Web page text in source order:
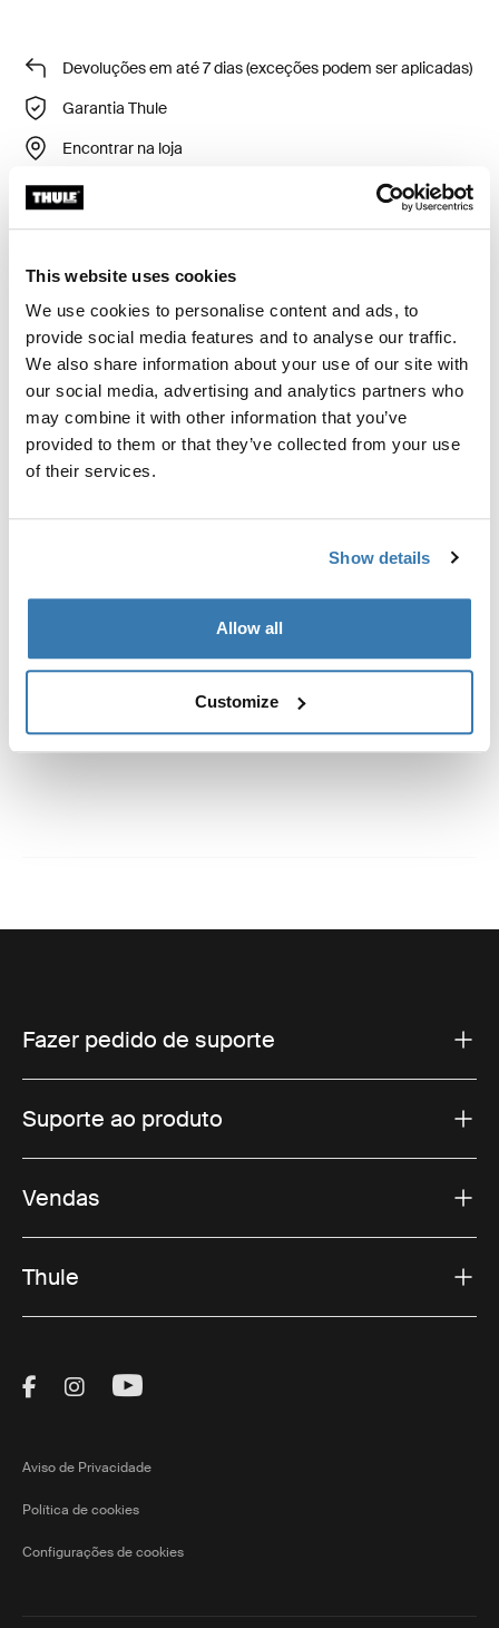
This website uses cookies
We use cookies to personalise content and ads, to
provide social media features and to analyse our traffic.
We also share information about your use of our site with
our social media, advertising and analytics partners who
may combine it with other information that you’ve
provided to them or that they’ve collected from your use
of their services.
Show details
Allow all
Customize
Devoluções em até 7 dias (exceções podem ser aplicadas)
Garantia Thule
Encontrar na loja
Calcular frete e prazo
Kit de instalação personalizado para montar um
sistema rack de teto Thule em veículos sem pontos de
fixação para rack de teto pré-existentes ou racks de
fábrica.
Especificações técnicas
Toggle guides and instructions
Fazer pedido de suporte
Suporte ao produto
Vendas
Thule
Visit Thule on Facebook (external link)
Visit Thule on Instagram (external link)
Visit Thule on Youtube (external
Aviso de Privacidade
Política de cookies
Configurações de cookies